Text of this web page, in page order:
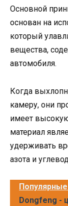
Основной
основан на
который
вещества,
автомобиля.
Когда
камеру, они
имеет
материал
удерживать
азота и
Dongfeng -